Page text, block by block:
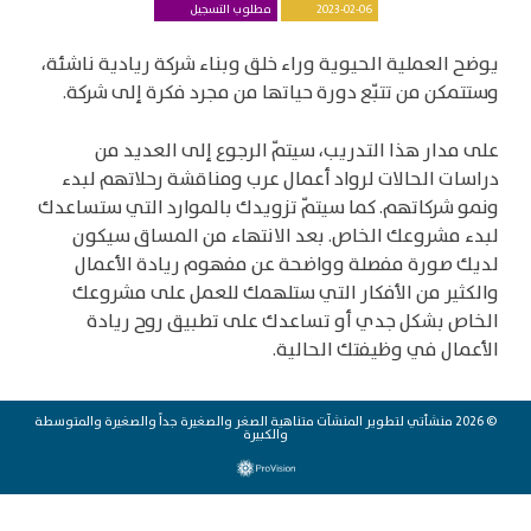
2023-02-06
مطلوب التسجيل
يوضح العملية الحيوية وراء خلق وبناء شركة ريادية ناشئة،
وستتمكن من تتبّع دورة حياتها من مجرد فكرة إلى شركة.
على مدار هذا التدريب، سيتمّ الرجوع إلى العديد من
دراسات الحالات لرواد أعمال عرب ومناقشة رحلاتهم لبدء
ونمو شركاتهم.كما سيتمّ تزويدك بالموارد التي ستساعدك
لبدء مشروعك الخاص.بعد الانتهاء من المساق سيكون
لديك صورة مفصلة وواضحة عن مفهوم ريادة الأعمال
والكثير من الأفكار التي ستلهمك للعمل على مشروعك
الخاص بشكل جدي أو تساعدك على تطبيق روح ريادة
الأعمال في وظيفتك الحالية.
© 2026 منشأتي لتطوير المنشآت متناهية الصغر والصغيرة جداً والصغيرة والمتوسطة
والكبيرة